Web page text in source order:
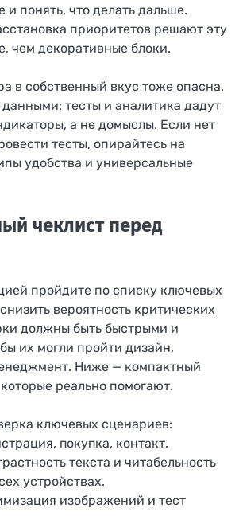
и понять, что делать дальше.
приоритетов решают эту
чем декоративные блоки.
в собственный вкус тоже опасна.
тесты и аналитика дадут
а не домыслы. Если нет
тесты, опирайтесь на
удобства и универсальные
чеклист перед
пройдите по списку ключевых
вероятность критических
должны быть быстрыми и
их могли пройти дизайн,
Ниже — компактный
реально помогают.
ключевых сценариев:
покупка, контакт.
текста и читабельность
устройствах.
изображений и тест